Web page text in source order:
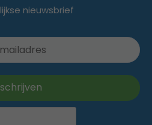
nieuwsbrief